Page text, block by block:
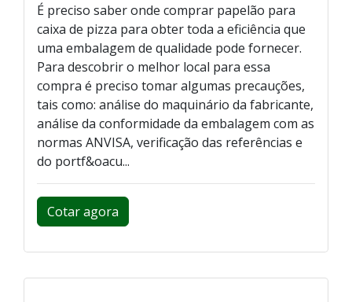
É preciso saber onde comprar papelão para
caixa de pizza para obter toda a eficiência que
uma embalagem de qualidade pode fornecer.
Para descobrir o melhor local para essa
compra é preciso tomar algumas precauções,
tais como: análise do maquinário da fabricante,
análise da conformidade da embalagem com as
normas ANVISA, verificação das referências e
do portf&oacu...
Cotar agora